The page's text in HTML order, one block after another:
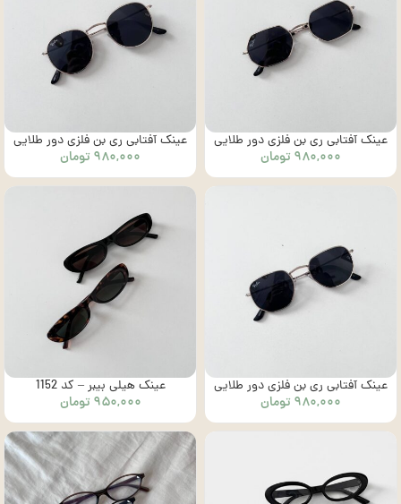
عینک آفتابی ری بن فلزی دور طلایی
– کد1003
۹۸۰,۰۰۰ تومان
عینک آفتابی ری بن فلزی دور طلایی
– کد 1002
۹۸۰,۰۰۰ تومان
عینک آفتابی ری بن فلزی دور طلایی
– کد 1001
۹۸۰,۰۰۰ تومان
عینک هیلی بیبر – کد 1152
۹۵۰,۰۰۰ تومان